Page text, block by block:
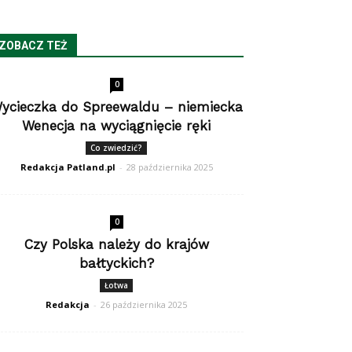
TEŻ
0
do Spreewaldu – niemiecka
Wenecja na wyciągnięcie ręki
Co zwiedzić?
Redakcja Patland.pl - 28 października 2025
0
Czy Polska należy do krajów
bałtyckich?
Łotwa
Redakcja - 26 października 2025